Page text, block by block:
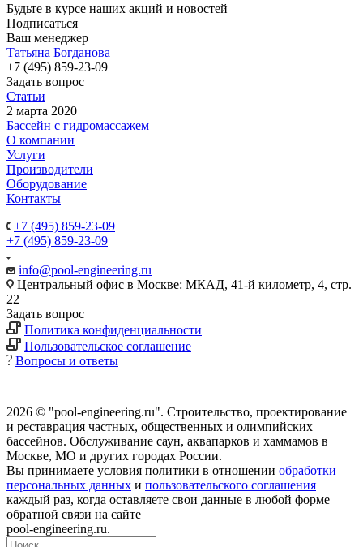
Будьте в курсе наших акций и новостей
Подписаться
Ваш менеджер
Татьяна Богданова
+7 (495) 859-23-09
Задать вопрос
Статьи
2 марта 2020
Бассейн с гидромассажем
О компании
Услуги
Производители
Оборудование
Контакты
+7 (495) 859-23-09
+7 (495) 859-23-09
info@pool-engineering.ru
Центральный офис в Москве: МКАД, 41-й километр, 4, стр.
22
Задать вопрос
Политика конфиденциальности
Пользовательское соглашение
Вопросы и ответы
2026 © "pool-engineering.ru". Cтроительство, проектирование
и реставрация частных, общественных и олимпийских
бассейнов. Обслуживание саун, аквапарков и хаммамов в
Москве, МО и других городах России.
Вы принимаете условия политики в отношении обработки
персональных данных и пользовательского соглашения
каждый раз, когда оставляете свои данные в любой форме
обратной связи на сайте
pool-engineering.ru.